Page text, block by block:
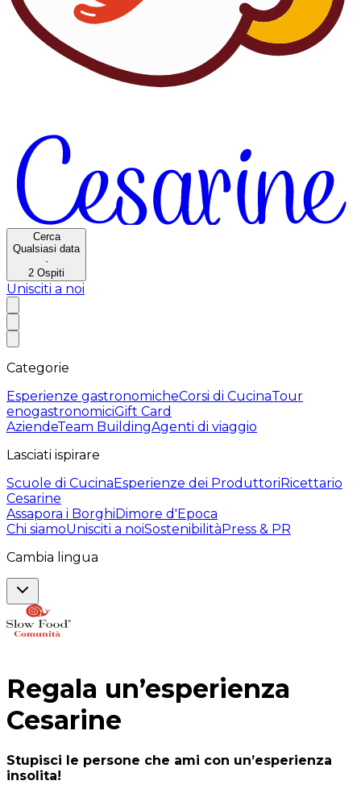
Cerca
Qualsiasi data
·
2 Ospiti
Unisciti a noi
Categorie
Esperienze gastronomicheCorsi di CucinaTour
enogastronomiciGift Card
AziendeTeam BuildingAgenti di viaggio
Lasciati ispirare
Scuole di CucinaEsperienze dei ProduttoriRicettario
Cesarine
Assapora i BorghiDimore d'Epoca
Chi siamoUnisciti a noiSostenibilitàPress & PR
Cambia lingua
Regala un’esperienza
Cesarine
Stupisci le persone che ami con un’esperienza
insolita!